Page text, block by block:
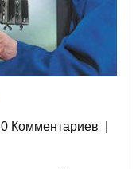
0 Комментариев